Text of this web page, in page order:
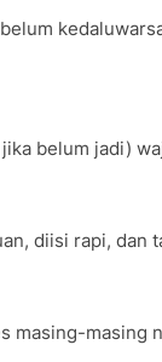
belum jadi)
diisi rapi, dan
masing-masing